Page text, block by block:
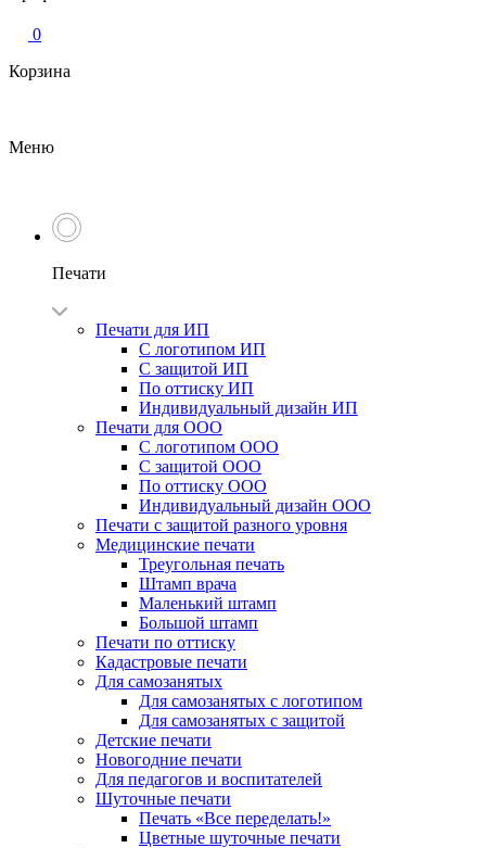
0
Корзина
Меню
Печати
Печати для ИП
С логотипом ИП
С защитой ИП
По оттиску ИП
Индивидуальный дизайн ИП
Печати для ООО
С логотипом ООО
С защитой ООО
По оттиску ООО
Индивидуальный дизайн ООО
Печати с защитой разного уровня
Медицинские печати
Треугольная печать
Штамп врача
Маленький штамп
Большой штамп
Печати по оттиску
Кадастровые печати
Для самозанятых
Для самозанятых с логотипом
Для самозанятых с защитой
Детские печати
Новогодние печати
Для педагогов и воспитателей
Шуточные печати
Печать «Все переделать!»
Цветные шуточные печати